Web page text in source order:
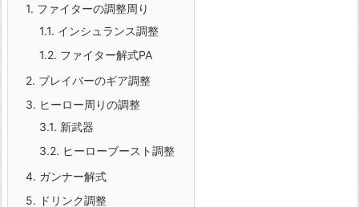
1. ファイターの調整周り
1.1. インシュランス調整
1.2. ファイター解式PA
2. ブレイバーのギア調整
3. ヒーロー周りの調整
3.1. 新武器
3.2. ヒーローブースト調整
4. ガンナー解式
5. ドリンク調整